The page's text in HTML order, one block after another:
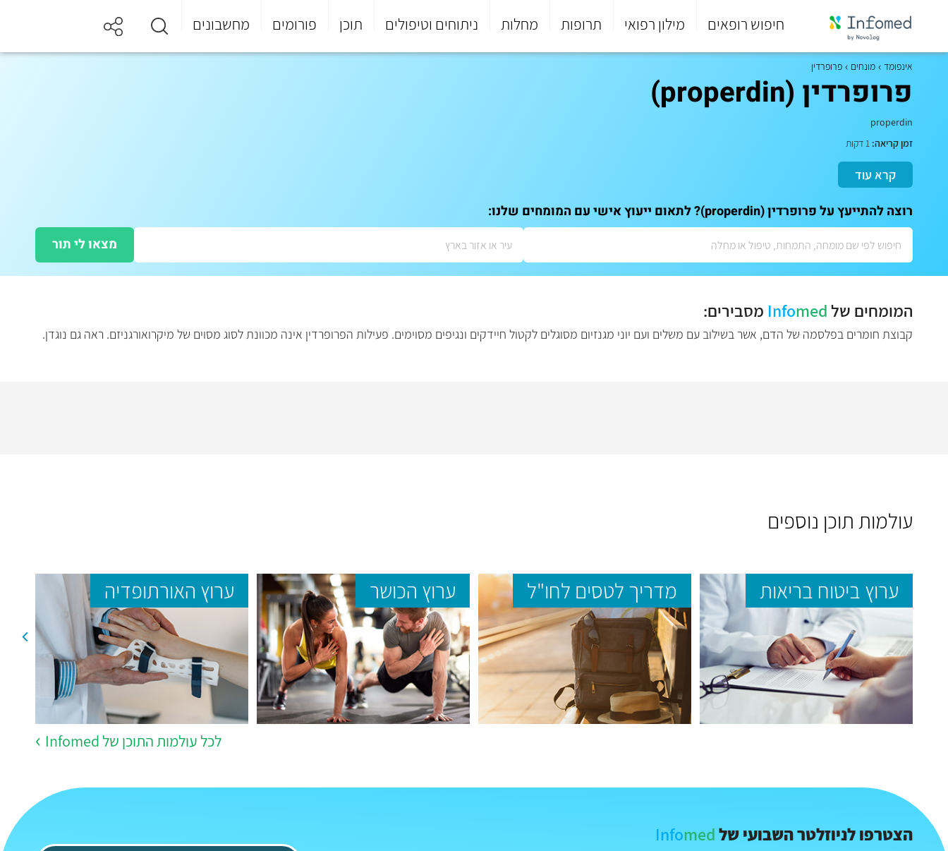
חיפוש רופאים מילון רפואי תרופות מחלות ניתוחים וטיפולים תוכן פורומים מחשבונים
סוף
הראשי.
אינפומד מונחים פרופרדין
פרופרדין (properdin)
properdin
זמן קריאה:
קרא עוד
רוצה להתייעץ על פרופרדין (properdin)? לתאום ייעוץ אישי עם המומחים שלנו:
מצאו לי תור
המומחים של Infomed מסבירים:
קבוצת חומרים בפלסמה של הדם, אשר בשילוב עם משלים ועם יוני מגנזיום מסוגלים לקטול חיידקים ונגיפים מסוימים. פעילות הפרופרדין אינה מכוונת לסוג מסוים של מיקרואורגניזם. ראה גם נוגדן.
עולמות תוכן נוספים
ערוץ ביטוח בריאות מדריך לטסים לחו"ל ערוץ הכושר ערוץ האורתופדיה
לכל עולמות התוכן של Infomed
הצטרפו לניוזלטר השבועי של Infomed